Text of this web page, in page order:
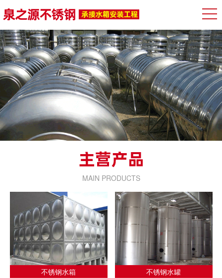
MAIN PRODUCTS
不锈钢水箱 不锈钢水罐